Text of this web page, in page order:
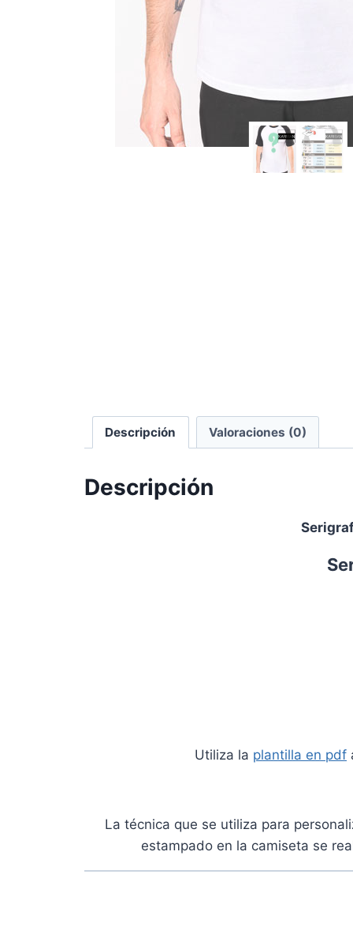
Descripción Valoraciones (0)
Descripción
Utiliza la plantilla en pdf
La técnica que se utiliza para
estampado en la camiseta se